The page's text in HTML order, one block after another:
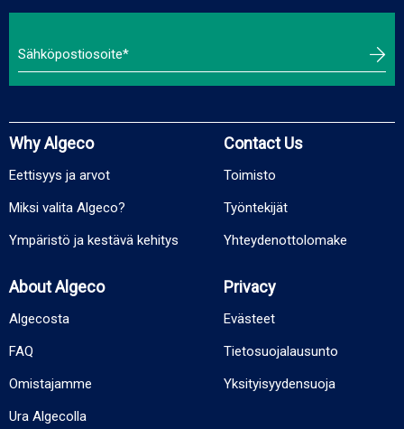
Why Algeco
Eettisyys ja arvot
Miksi valita Algeco?
Ympäristö ja kestävä kehitys
Contact Us
Toimisto
Työntekijät
Yhteydenottolomake
About Algeco
Algecosta
FAQ
Omistajamme
Ura Algecolla
Privacy
Evästeet
Tietosuojalausunto
Yksityisyydensuoja